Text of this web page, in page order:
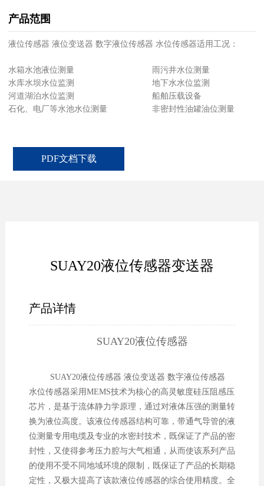
产品范围
液位传感器 液位变送器 数字液位传感器 水位传感器适用工况：
水箱水池液位测量 雨污井水位测量
水库水坝水位监测 地下水水位监测
河道湖泊水位监测 船舶压载设备
石化、电厂等水池水位测量 非密封性油罐油位测量
PDF文档下载
SUAY20液位传感器变送器
产品详情
SUAY20液位传感器
SUAY20液位传感器 液位变送器 数字液位传感器
水位传感器采用MEMS技术为核心的高灵敏度硅压阻感压
芯片，是基于流体静力学原理，通过对液体压强的测量转
换为液位高度。该液位传感器结构可靠，带通气导管的液
位测量专用电缆及专业的水密封技术，既保证了产品的密
封性，又使得参考压力腔与大气相通，从而使该系列产品
的使用不受不同地域环境的限制，既保证了产品的长期稳
定性，又极大提高了该款液位传感器的综合使用精度。全